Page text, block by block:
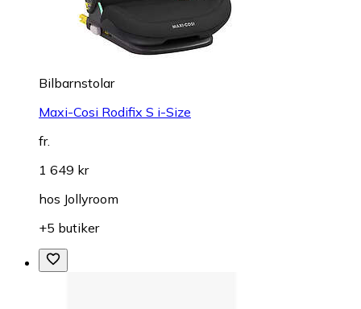
Bilbarnstolar
Maxi-Cosi Rodifix S i-Size
fr.
1 649 kr
hos Jollyroom
+5 butiker